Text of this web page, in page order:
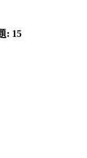
: 15